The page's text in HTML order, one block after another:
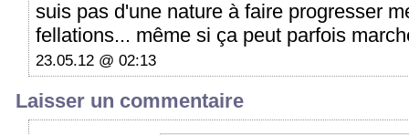
suis pas d'une nature à faire progresser
fellations... même si ça peut parfois
23.05.12 @ 02:13
Laisser un commentaire